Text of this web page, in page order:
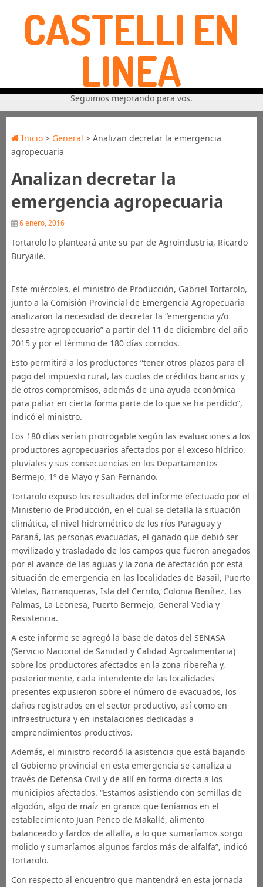
CASTELLI EN
LINEA
Seguimos mejorando para vos.
Inicio> General > Analizan decretar la emergencia
agropecuaria
Analizan decretar la
emergencia agropecuaria
6 enero, 2016
Tortarolo lo planteará ante su par de Agroindustria, Ricardo
Buryaile.
Este miércoles, el ministro de Producción, Gabriel Tortarolo,
junto a la Comisión Provincial de Emergencia Agropecuaria
analizaron la necesidad de decretar la “emergencia y/o
desastre agropecuario” a partir del 11 de diciembre del año
2015 y por el término de 180 días corridos.
Esto permitirá a los productores “tener otros plazos para el
pago del impuesto rural, las cuotas de créditos bancarios y
de otros compromisos, además de una ayuda económica
para paliar en cierta forma parte de lo que se ha perdido”,
indicó el ministro.
Los 180 días serían prorrogable según las evaluaciones a los
productores agropecuarios afectados por el exceso hídrico,
pluviales y sus consecuencias en los Departamentos
Bermejo, 1º de Mayo y San Fernando.
Tortarolo expuso los resultados del informe efectuado por el
Ministerio de Producción, en el cual se detalla la situación
climática, el nivel hidrométrico de los ríos Paraguay y
Paraná, las personas evacuadas, el ganado que debió ser
movilizado y trasladado de los campos que fueron anegados
por el avance de las aguas y la zona de afectación por esta
situación de emergencia en las localidades de Basail, Puerto
Vilelas, Barranqueras, Isla del Cerrito, Colonia Benítez, Las
Palmas, La Leonesa, Puerto Bermejo, General Vedia y
Resistencia.
A este informe se agregó la base de datos del SENASA
(Servicio Nacional de Sanidad y Calidad Agroalimentaria)
sobre los productores afectados en la zona ribereña y,
posteriormente, cada intendente de las localidades
presentes expusieron sobre el número de evacuados, los
daños registrados en el sector productivo, así como en
infraestructura y en instalaciones dedicadas a
emprendimientos productivos.
Además, el ministro recordó la asistencia que está bajando
el Gobierno provincial en esta emergencia se canaliza a
través de Defensa Civil y de allí en forma directa a los
municipios afectados. “Estamos asistiendo con semillas de
algodón, algo de maíz en granos que teníamos en el
establecimiento Juan Penco de Makallé, alimento
balanceado y fardos de alfalfa, a lo que sumaríamos sorgo
molido y sumaríamos algunos fardos más de alfalfa”, indicó
Tortarolo.
Con respecto al encuentro que mantendrá en esta jornada